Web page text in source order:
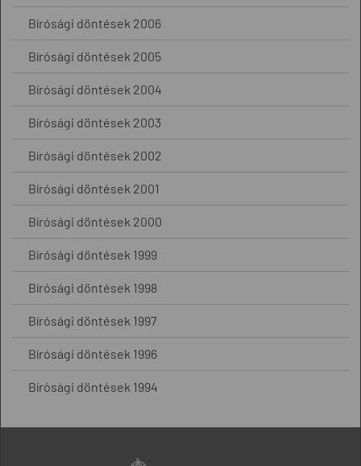
Bírósági döntések 2006
Bírósági döntések 2005
Bírósági döntések 2004
Bírósági döntések 2003
Bírósági döntések 2002
Bírósági döntések 2001
Bírósági döntések 2000
Bírósági döntések 1999
Bírósági döntések 1998
Bírósági döntések 1997
Bírósági döntések 1996
Bírósági döntések 1994